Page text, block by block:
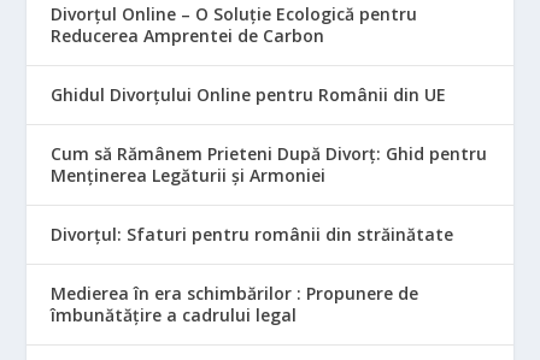
Divorțul Online – O Soluție Ecologică pentru
Reducerea Amprentei de Carbon
Ghidul Divorțului Online pentru Românii din UE
Cum să Rămânem Prieteni După Divorț: Ghid pentru
Menținerea Legăturii și Armoniei
Divorțul: Sfaturi pentru românii din străinătate
Medierea în era schimbărilor : Propunere de
îmbunătățire a cadrului legal